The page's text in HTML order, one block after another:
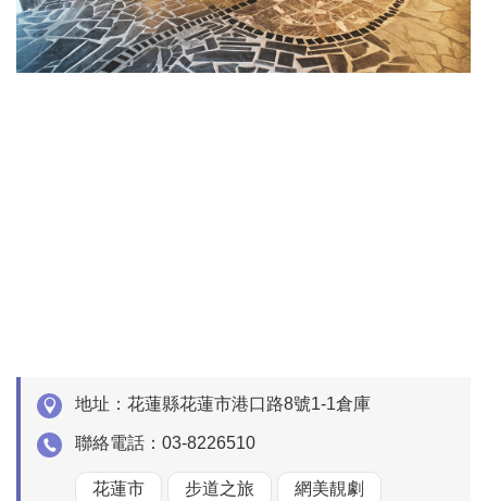
地址： 花蓮縣花蓮市港口路8號1-1倉庫
聯絡電話： 03-8226510
花蓮市 步道之旅 網美靚劇